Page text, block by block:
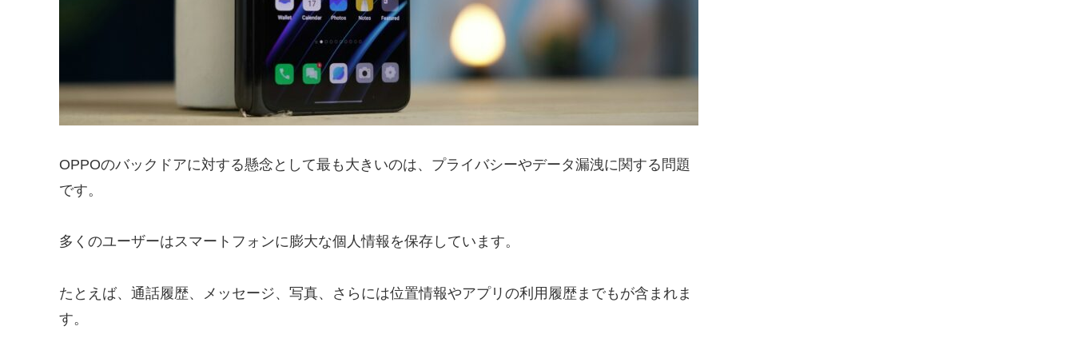
OPPOのバックドアに対する懸念として最も大きいのは、プライバシーやデータ漏洩に関する問題
です。
多くのユーザーはスマートフォンに膨大な個人情報を保存しています。
たとえば、通話履歴、メッセージ、写真、さらには位置情報やアプリの利用履歴までもが含まれま
す。